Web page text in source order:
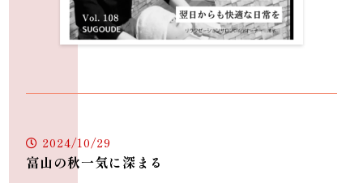
2024/10/29
富山の秋一気に深まる